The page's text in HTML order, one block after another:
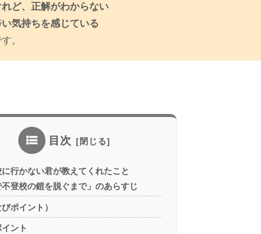
ど、正解がわからない
気持ちを感じている
。
目次
に行かない君が教えてくれたこと
登校の鎧を脱ぐまで」のあらすじ
びポイント）
ント